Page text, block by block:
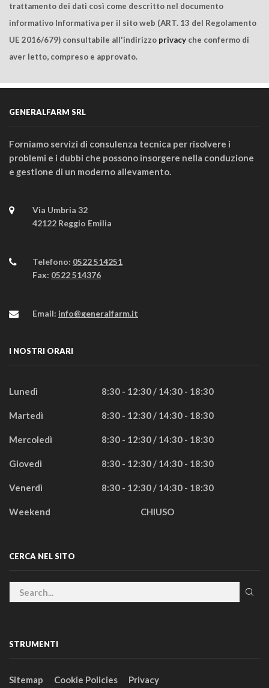
trattamento dei dati così come descritto nel documento
informativo Informativa per il sito web (ART. 13 del Regolamento
UE 2016/679) consultabile all'indirizzo privacy che confermo di
aver letto, compreso e approvato.
GENERALFARM SRL
Forniamo servizi di consulenza tecnica per risolvere i
problemi e i dubbi che possono insorgere nella conduzione
e gestione di un moderno allevamento.
Via Umbria 32
42122 Reggio Emilia
Telefono: 0522 514251
Fax: 0522 514376
Email: info@generalfarm.it
I NOSTRI ORARI
Lunedì 8:30 - 12:30 / 14:30 - 18:30
Martedì 8:30 - 12:30 / 14:30 - 18:30
Mercoledì 8:30 - 12:30 / 14:30 - 18:30
Giovedì 8:30 - 12:30 / 14:30 - 18:30
Venerdì 8:30 - 12:30 / 14:30 - 18:30
Weekend CHIUSO
CERCA NEL SITO
STRUMENTI
Sitemap Cookie Policies Privacy